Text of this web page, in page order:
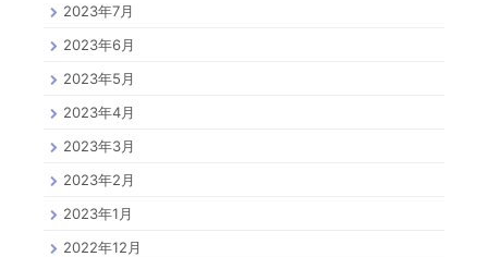
2023年7月
2023年6月
2023年5月
2023年4月
2023年3月
2023年2月
2023年1月
2022年12月